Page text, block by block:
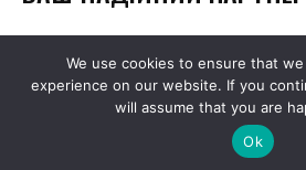
We use cookies to ensure that
experience on our website. If you
will assume that you are
Ok